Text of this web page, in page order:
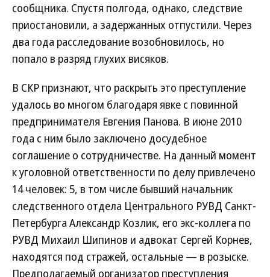
сообщника. Спустя полгода, однако, следствие
приостановили, а задержанных отпустили. Через
два года расследование возобновилось, но
попало в разряд глухих висяков.
В СКР признают, что раскрыть это преступление
удалось во многом благодаря явке с повинной
предпринимателя Евгения Панова. В июне 2010
года с ним было заключено досудебное
соглашение о сотрудничестве. На данный момент
к уголовной ответственности по делу привлечено
14 человек: 5, в том числе бывший начальник
следственного отдела Центрального РУВД Санкт-
Петербурга Александр Козлик, его экс-коллега по
РУВД Михаил Шипинов и адвокат Сергей Корнев,
находятся под стражей, остальные — в розыске.
Предполагаемый организатор преступления